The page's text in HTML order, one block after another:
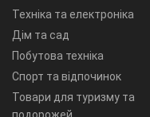
Техніка та електроніка
Дім та сад
Побутова техніка
Спорт та відпочинок
Товари для туризму та